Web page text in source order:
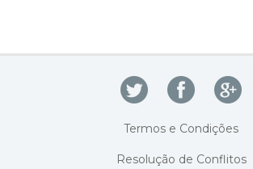
Termos e Condições
Resolução de Conflitos